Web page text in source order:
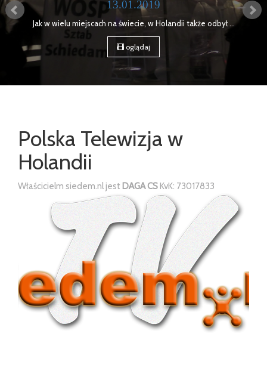
15 kwietnia 2018 roku w Brukseli Odbyła się kolejna edycja
oglądaj
Polska Telewizja w
Holandii
Właścicielm siedem.nl jest DAGA CSKvK: 73017833